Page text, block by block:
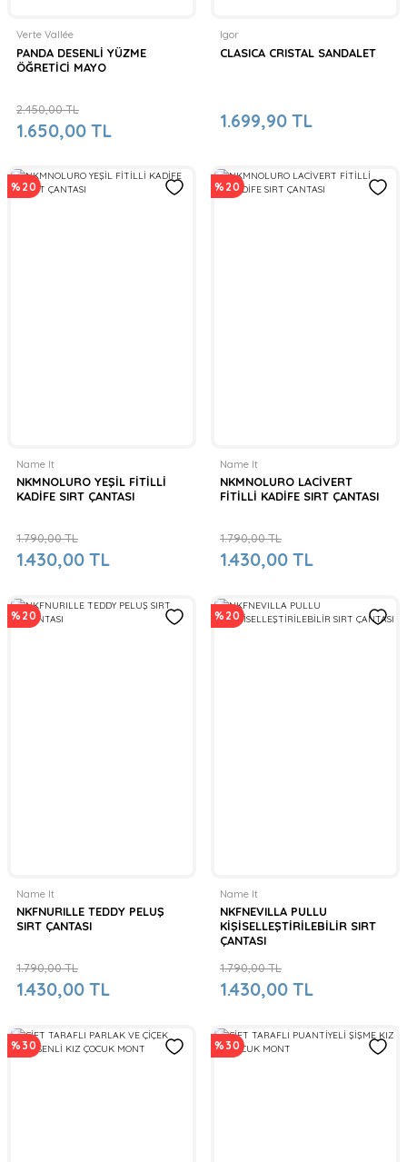
Verte Vallée
PANDA DESENLİ YÜZME
ÖĞRETİCİ MAYO
1.650,00 TL
2.450,00 TL
Igor
CLASICA CRISTAL SANDALET
1.699,90 TL
%20
Name It
NKMNOLURO YEŞİL FİTİLLİ
KADİFE SIRT ÇANTASI
1.430,00 TL
1.790,00 TL
%20
Name It
NKMNOLURO LACİVERT
FİTİLLİ KADİFE SIRT ÇANTASI
1.430,00 TL
1.790,00 TL
%20
Name It
NKFNURILLE TEDDY PELUŞ
SIRT ÇANTASI
1.430,00 TL
1.790,00 TL
%20
Name It
NKFNEVILLA PULLU
KİŞİSELLEŞTİRİLEBİLİR SIRT
ÇANTASI
1.430,00 TL
1.790,00 TL
%30 %30